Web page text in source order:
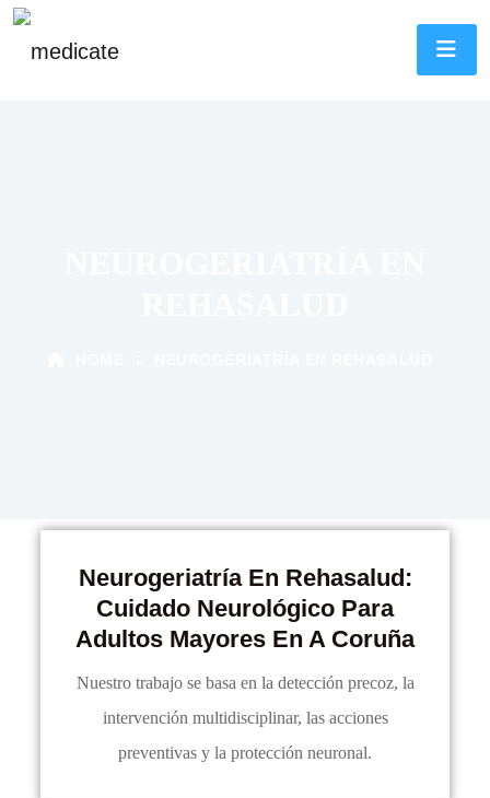
Neurogeriatría En Rehasalud:
Cuidado Neurológico Para
Adultos Mayores En A Coruña
Nuestro trabajo se basa en la detección precoz, la
intervención multidisciplinar, las acciones
preventivas y la protección neuronal.